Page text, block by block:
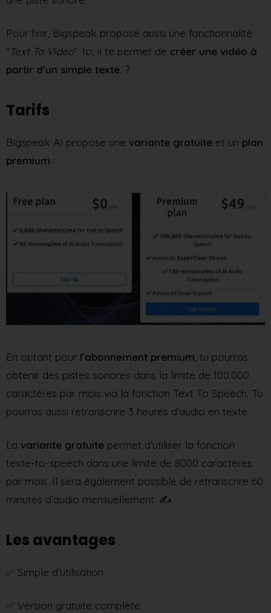
Pour finir, Bigspeak propose aussi une fonctionnalité
“ Text To Video”. Ici, il te permet de créer une vidéo à
partir d’un simple texte. ?
Tarifs
Bigspeak AI propose une variante gratuite et un plan
premium :
En optant pour l’abonnement premium , tu pourras
obtenir des pistes sonores dans la limite de 100.000
caractères par mois via la fonction Text To Speech. Tu
pourras aussi retranscrire 3 heures d’audio en texte.
La variante gratuite permet d’utiliser la fonction
texte-to-speech dans une limite de 8000 caractères
par mois. Il sera également possible de retranscrire 60
minutes d’audio mensuellement. ✍️
Les avantages
✅ Simple d’utilisation
✅ Version gratuite complète